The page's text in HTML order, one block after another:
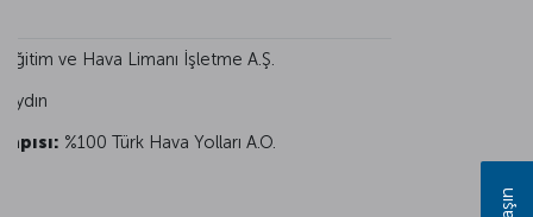
ve Hava Limanı İşletme A.Ş.
Aydın
%100 Türk Hava Yolları A.O.